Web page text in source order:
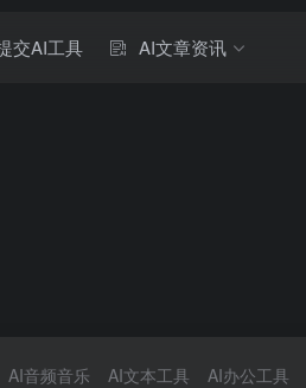
交AI工具 AI文章资讯
AI音频音乐 AI文本工具 AI办公工具